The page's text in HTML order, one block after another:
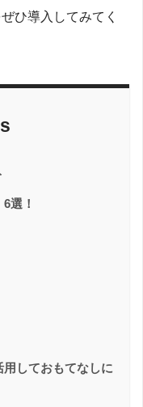
ひ導入してみてく
選！
しておもてなしに